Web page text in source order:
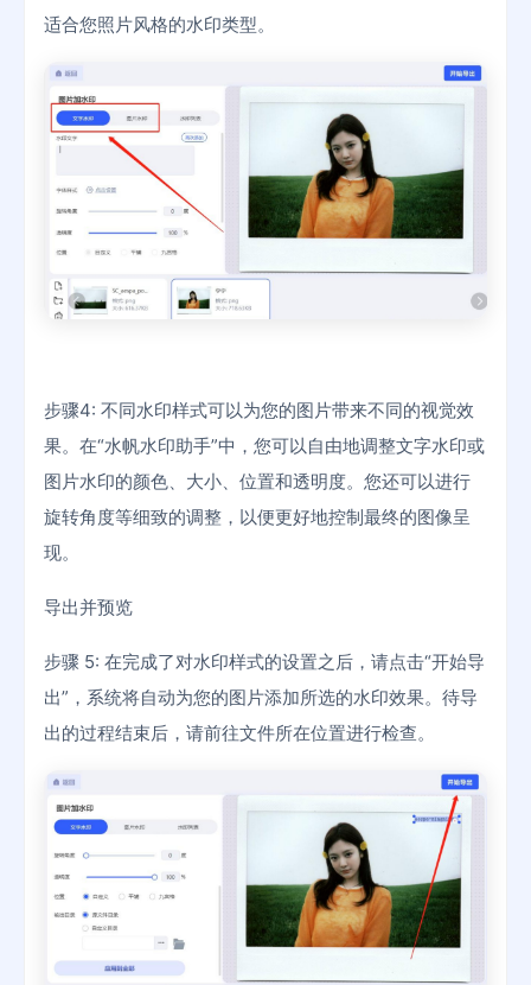
适合您照片风格的水印类型。
步骤4: 不同水印样式可以为您的图片带来不同的视觉效
果。在“水帆水印助手”中，您可以自由地调整文字水印或
图片水印的颜色、大小、位置和透明度。您还可以进行
旋转角度等细致的调整，以便更好地控制最终的图像呈
现。
导出并预览
步骤 5: 在完成了对水印样式的设置之后，请点击“开始导
出”，系统将自动为您的图片添加所选的水印效果。待导
出的过程结束后，请前往文件所在位置进行检查。